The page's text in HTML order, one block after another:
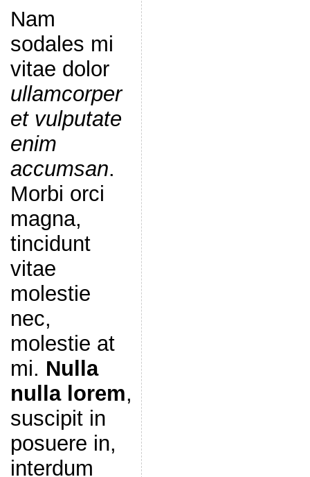
Nam
sodales mi
vitae dolor
ullamcorper
et vulputate
enim
accumsan.
Morbi orci
magna,
tincidunt
vitae
molestie
nec,
molestie at
mi. Nulla
nulla lorem,
suscipit in
posuere in,
interdum